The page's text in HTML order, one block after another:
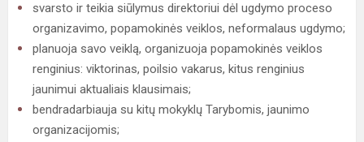
svarsto ir teikia siūlymus direktoriui dėl ugdymo proceso
organizavimo, popamokinės veiklos, neformalaus ugdymo;
planuoja savo veiklą, organizuoja popamokinės veiklos
renginius: viktorinas, poilsio vakarus, kitus renginius
jaunimui aktualiais klausimais;
bendradarbiauja su kitų mokyklų Tarybomis, jaunimo
organizacijomis;